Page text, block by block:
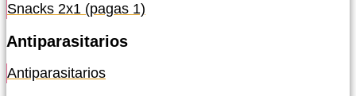
Snacks 2x1 (pagas 1)
Antiparasitarios
Antiparasitarios